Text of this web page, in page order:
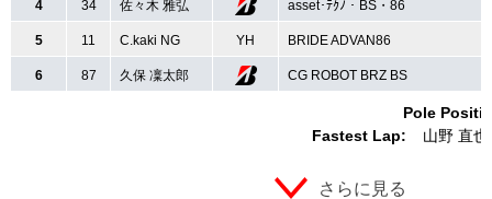
Pole
Fastest Lap:
山野 直也
4 34 佐々木 雅弘 asset･ﾃｸﾉ・BS・86
5 11 C.kaki NG YH BRIDE ADVAN86
6 87 久保 凜太郎 CG ROBOT BRZ BS
さらに見る